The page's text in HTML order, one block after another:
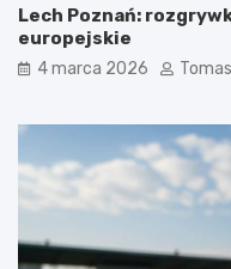
Lech Poznań:
europejskie
4 marca 2026